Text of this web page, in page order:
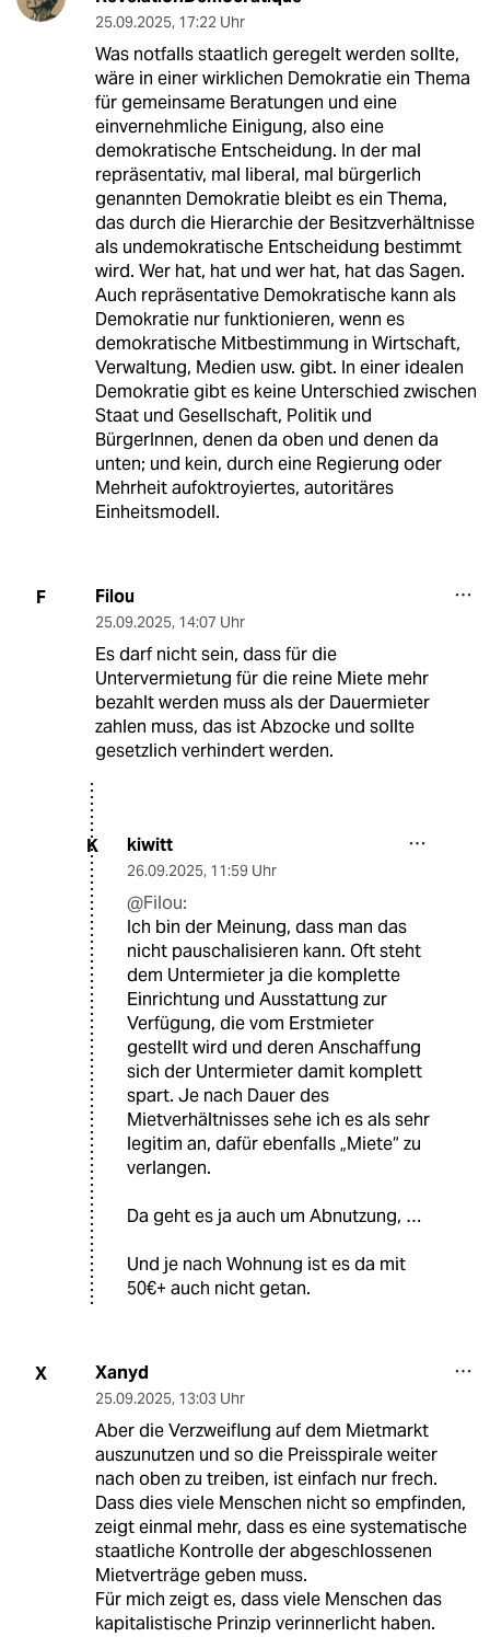
25.09.2025, 17:22 Uhr
Was notfalls staatlich geregelt werden sollte,
wäre in einer wirklichen Demokratie ein Thema
für gemeinsame Beratungen und eine
einvernehmliche Einigung, also eine
demokratische Entscheidung. In der mal
repräsentativ, mal liberal, mal bürgerlich
genannten Demokratie bleibt es ein Thema,
das durch die Hierarchie der Besitzverhältnisse
als undemokratische Entscheidung bestimmt
wird. Wer hat, hat und wer hat, hat das Sagen.
Auch repräsentative Demokratische kann als
Demokratie nur funktionieren, wenn es
demokratische Mitbestimmung in Wirtschaft,
Verwaltung, Medien usw. gibt. In einer idealen
Demokratie gibt es keine Unterschied zwischen
Staat und Gesellschaft, Politik und
BürgerInnen, denen da oben und denen da
unten; und kein, durch eine Regierung oder
Mehrheit aufoktroyiertes, autoritäres
Einheitsmodell.
F Filou
25.09.2025, 14:07 Uhr
Es darf nicht sein, dass für die
Untervermietung für die reine Miete mehr
bezahlt werden muss als der Dauermieter
zahlen muss, das ist Abzocke und sollte
gesetzlich verhindert werden.
K kiwitt
26.09.2025, 11:59 Uhr
@Filou:
Ich bin der Meinung, dass man das
nicht pauschalisieren kann. Oft steht
dem Untermieter ja die komplette
Einrichtung und Ausstattung zur
Verfügung, die vom Erstmieter
gestellt wird und deren Anschaffung
sich der Untermieter damit komplett
spart. Je nach Dauer des
Mietverhältnisses sehe ich es als sehr
legitim an, dafür ebenfalls „Miete“ zu
verlangen.
Da geht es ja auch um Abnutzung, …
Und je nach Wohnung ist es da mit
50€+ auch nicht getan.
X Xanyd
25.09.2025, 13:03 Uhr
Aber die Verzweiflung auf dem Mietmarkt
auszunutzen und so die Preisspirale weiter
nach oben zu treiben, ist einfach nur frech.
Dass dies viele Menschen nicht so empfinden,
zeigt einmal mehr, dass es eine systematische
staatliche Kontrolle der abgeschlossenen
Mietverträge geben muss.
Für mich zeigt es, dass viele Menschen das
kapitalistische Prinzip verinnerlicht haben.